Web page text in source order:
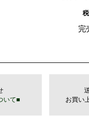
完